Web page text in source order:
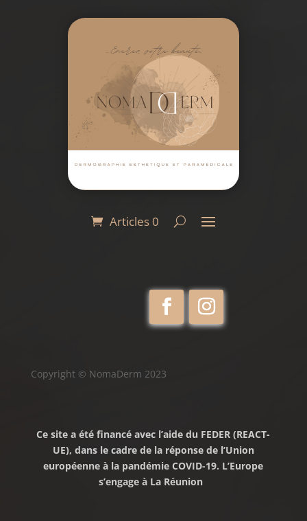
Articles 0
Copyright © NomaDerm 2023
Ce site a été financé avec l’aide du FEDER (REACT-
UE), dans le cadre de la réponse de l’Union
européenne à la pandémie COVID-19. L’Europe
s’engage à La Réunion